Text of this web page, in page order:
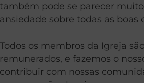
também pode se parecer
ansiedade sobre todas as boas
Todos os membros da Igreja
remunerados, e fazemos o
contribuir com nossas